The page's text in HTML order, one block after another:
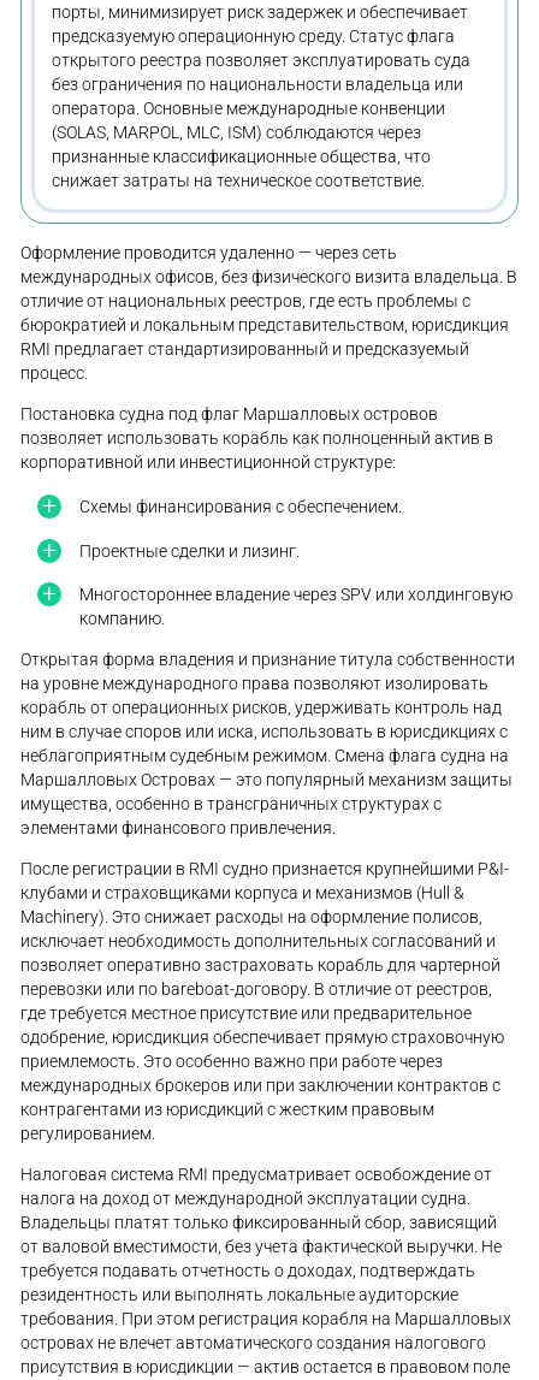
порты, минимизирует риск задержек и обеспечивает
предсказуемую операционную среду. Статус флага
открытого реестра позволяет эксплуатировать суда
без ограничения по национальности владельца или
оператора. Основные международные конвенции
(SOLAS, MARPOL, MLC, ISM) соблюдаются через
признанные классификационные общества, что
снижает затраты на техническое соответствие.
Оформление проводится удаленно — через сеть
международных офисов, без физического визита владельца. В
отличие от национальных реестров, где есть проблемы с
бюрократией и локальным представительством, юрисдикция
RMI предлагает стандартизированный и предсказуемый
процесс.
Постановка судна под флаг Маршалловых островов
позволяет использовать корабль как полноценный актив в
корпоративной или инвестиционной структуре:
Схемы финансирования с обеспечением.
Проектные сделки и лизинг.
Многостороннее владение через SPV или холдинговую
компанию.
Открытая форма владения и признание титула собственности
на уровне международного права позволяют изолировать
корабль от операционных рисков, удерживать контроль над
ним в случае споров или иска, использовать в юрисдикциях с
неблагоприятным судебным режимом. Смена флага судна на
Маршалловых Островах — это популярный механизм защиты
имущества, особенно в трансграничных структурах с
элементами финансового привлечения.
После регистрации в RMI судно признается крупнейшими P&I-
клубами и страховщиками корпуса и механизмов (Hull &
Machinery). Это снижает расходы на оформление полисов,
исключает необходимость дополнительных согласований и
позволяет оперативно застраховать корабль для чартерной
перевозки или по bareboat-договору. В отличие от реестров,
где требуется местное присутствие или предварительное
одобрение, юрисдикция обеспечивает прямую страховочную
приемлемость. Это особенно важно при работе через
международных брокеров или при заключении контрактов с
контрагентами из юрисдикций с жестким правовым
регулированием.
Налоговая система RMI предусматривает освобождение от
налога на доход от международной эксплуатации судна.
Владельцы платят только фиксированный сбор, зависящий
от валовой вместимости, без учета фактической выручки. Не
требуется подавать отчетность о доходах, подтверждать
резидентность или выполнять локальные аудиторские
требования. При этом регистрация корабля на Маршалловых
островах не влечет автоматического создания налогового
присутствия в юрисдикции — актив остается в правовом поле